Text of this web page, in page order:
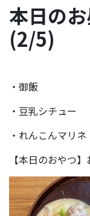
本日の
(2/5)
・御飯
・豆乳シチュー
・れんこんマリネ
【本日のおやつ